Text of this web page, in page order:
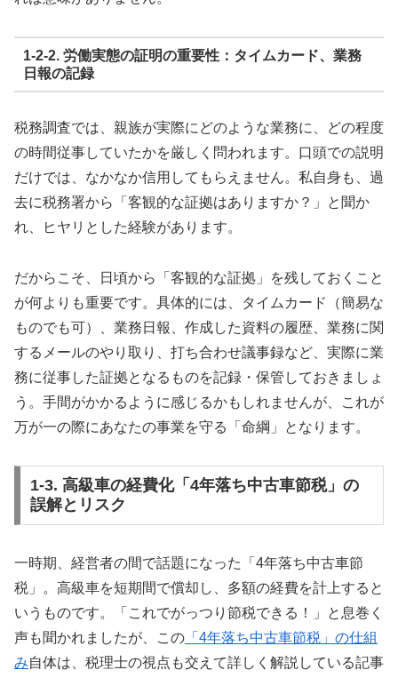
1-2-2. 労働実態の証明の重要性：タイムカード、業務
日報の記録
税務調査では、親族が実際にどのような業務に、どの程度
の時間従事していたかを厳しく問われます。口頭での説明
だけでは、なかなか信用してもらえません。私自身も、過
去に税務署から「客観的な証拠はありますか？」と聞か
れ、ヒヤリとした経験があります。
だからこそ、日頃から「客観的な証拠」を残しておくこと
が何よりも重要です。具体的には、タイムカード（簡易な
ものでも可）、業務日報、作成した資料の履歴、業務に関
するメールのやり取り、打ち合わせ議事録など、実際に業
務に従事した証拠となるものを記録・保管しておきましょ
う。手間がかかるように感じるかもしれませんが、これが
万が一の際にあなたの事業を守る「命綱」となります。
1-3. 高級車の経費化「4年落ち中古車節税」の
誤解とリスク
一時期、経営者の間で話題になった「4年落ち中古車節
税」。高級車を短期間で償却し、多額の経費を計上すると
いうものです。「これでがっつり節税できる！」と息巻く
声も聞かれましたが、この 「4年落ち中古車節税」の仕組
み自体は、税理士の視点も交えて詳しく解説している記事